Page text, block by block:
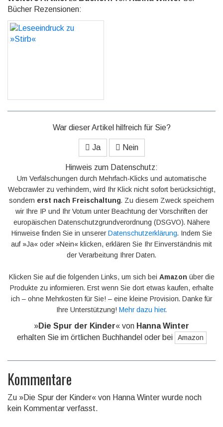
Bücher Rezensionen:
Leseeindruck zu »Stirb«
War dieser Artikel hilfreich für Sie?
Ja Nein
Hinweis zum Datenschutz:
Um Verfälschungen durch Mehrfach-Klicks und automatische
Webcrawler zu verhindern, wird Ihr Klick nicht sofort berücksichtigt,
sondern erst nach Freischaltung. Zu diesem Zweck speichern
wir Ihre IP und Ihr Votum unter Beachtung der Vorschriften der
europäischen Datenschutzgrundverordnung (DSGVO). Nähere
Hinweise finden Sie in unsererDatenschutzerklärung. Indem Sie
auf »Ja« oder »Nein« klicken, erklären Sie Ihr Einverständnis mit
der Verarbeitung Ihrer Daten.
Klicken Sie auf die folgenden Links, um sich bei Amazon über die
Produkte zu informieren. Erst wenn Sie dort etwas kaufen, erhalte
ich – ohne Mehrkosten für Sie! – eine kleine Provision. Danke für
Ihre Unterstützung! Mehr dazu hier.
»Die Spur der Kinder« von Hanna Winter
erhalten Sie im örtlichen Buchhandel oder bei
Amazon
Kommentare
Zu »Die Spur der Kinder« von Hanna Winter wurde noch
kein Kommentar verfasst.